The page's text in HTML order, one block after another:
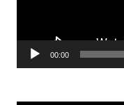
00:00